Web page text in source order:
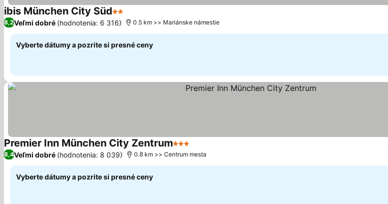
ibis München City Süd2 Počet hviezdičiek
Zobraziť ceny
8,2Veľmi dobré (hodnotenia: 6 316) 0.5 km >> Mariánske námestie
Vyberte dátumy a pozrite si presné ceny
Premier Inn München City Zentrum3 Počet hviezdičiek
8,4Veľmi dobré (hodnotenia: 8 039) 0.8 km >> Centrum mesta
Vyberte dátumy a pozrite si presné ceny